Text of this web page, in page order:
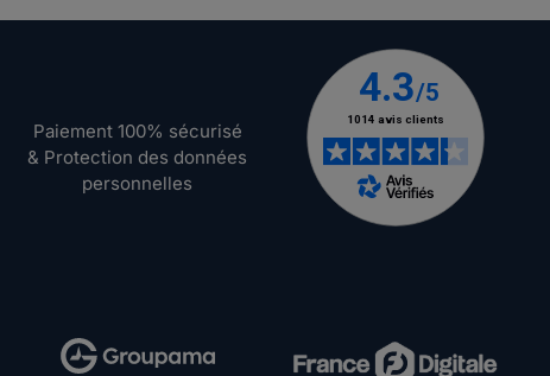
Paiement 100% sécurisé
& Protection des données
personnelles